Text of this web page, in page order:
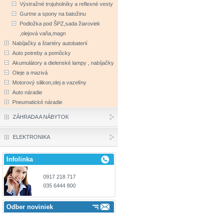
Výstražné trojuholníky a reflexné vesty
Gurtne a spony na batožinu
Podložka pod ŠPZ,sada žiaroviek
,olejová vaňa,magn
Nabíjačky a štartéry autobaterií
Auto potreby a pomôcky
Akumulátory a dielenské lampy , nabíjačky
Oleje a mazivá
Motorový silikon,olej a vazelíny
Auto náradie
Pneumatické náradie
ZÁHRADA A NÁBYTOK
ELEKTRONIKA
Infolinka
0917 218 717
035 6444 800
Odber noviniek